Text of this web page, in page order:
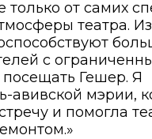
только от самих
театра.
с
Гешер. Я
авивской мэрии,
и помогла